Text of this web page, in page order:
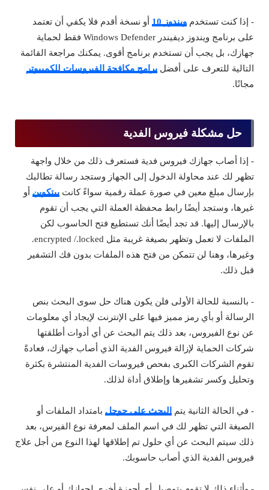
- إذا كنت تستخدم ويندوز 10
أو نسخة أقدم فلا يكفي أن تعتمد
على برنامج ويندوز ديفيندر Windows Defender فقط لحماية
جهازك، بل يجب أن تستخدم برنامج أقوى. يمكنك مراجعة القائمة
التالية للتعرف على أفضل برامج مكافحة الفيروسات للكمبيوتر
مجانًا.
حل مشكلة فيروس الفدية
- إذا أصاب جهازك فيروس فدية فستعرف ذلك من خلال واجهة
تظهر لك عند محاولة الدخول إلى الجهاز وستجد رسالة تطالبك
بإرسال مبلغ معين في صورة عملة رقمية سواءً كانت بيتكوين أو
غيرها، وستجد أيضًا رابط محفظة العملة التي يجب أن تقوم
بالإرسال إليها. قد تجد أيضًا أنك تستطيع فتح الحاسوب لكن
الملفات لا تعمل وتظهر بصيغة غريبة مثل encrypted /.locked.
وغيرها، وهنا لن تتمكن من فتح هذه الملفات بدون فك التشفير
قبل ذلك.
- بالنسبة للحالة الأولى فلن يكون هناك حل سوى البحث بنص
الرسالة أو بأي رمز مميز فيها على الإنترنت لإيجاد أي معلومات
عن نوع الفيروس، بعد ذلك يتم البحث عن أي أدوات أطلقتها
شركات الحماية لإزالة فيروس الفدية الذي أصاب جهازك، فعادةً
تقوم الشركات الكبرى بفحص فيروسات الفدية المنتشرة بكثرة
وتحليل وكسر تشفيرها وإطلاق أداة لذلك.
- في الحالة الثانية يتم البحث على جوجل بامتداد الملفات أو
الصيغة التي تظهر لك في اسم الملف لمعرفة نوع الفيرس، بعد
ذلك سيتم البحث عن أي حلول تم إطلاقها لهذا النوع من أجل علاج
فيروس الفدية الذي أصاب حاسوبك.